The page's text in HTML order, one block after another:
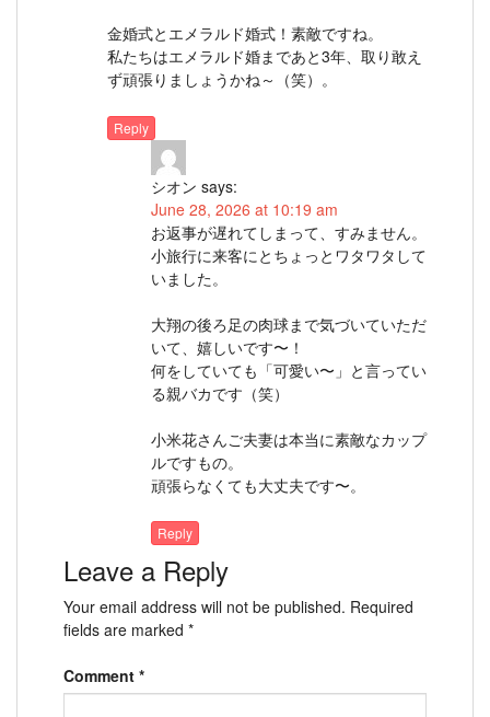
金婚式とエメラルド婚式！素敵ですね。
私たちはエメラルド婚まであと3年、取り敢え
ず頑張りましょうかね～（笑）。
Reply
シオン says:
June 28, 2026 at 10:19 am
お返事が遅れてしまって、すみません。
小旅行に来客にとちょっとワタワタして
いました。
大翔の後ろ足の肉球まで気づいていただ
いて、嬉しいです〜！
何をしていても「可愛い〜」と言ってい
る親バカです（笑）
小米花さんご夫妻は本当に素敵なカップ
ルですもの。
頑張らなくても大丈夫です〜。
Reply
Leave a Reply
Your email address will not be published. Required
fields are marked *
Comment *